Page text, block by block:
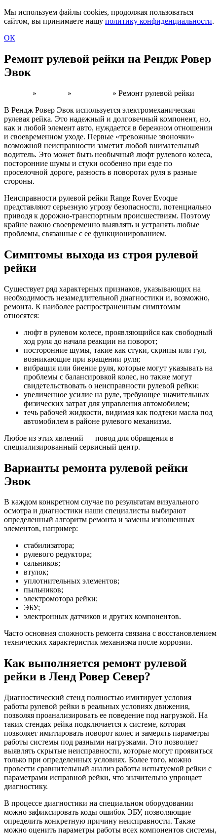
Мы используем файлы cookies, продолжая пользоваться
сайтом, вы принимаете нашу политику конфиденциальности.
ОК
Ремонт рулевой рейки на Рендж Ровер
Эвок
» » » Ремонт рулевой рейки
В Рендж Ровер Эвок используется электромеханическая
рулевая рейка. Это надежный и долговечный компонент, но,
как и любой элемент авто, нуждается в бережном отношении
и своевременном уходе. Первые «тревожные звоночки»
возможной неисправности заметит любой внимательный
водитель. Это может быть необычный люфт рулевого колеса,
посторонние шумы и стуки особенно при езде по
проселочной дороге, разность в поворотах руля в разные
стороны.
Неисправности рулевой рейки Range Rover Evoque
представляют серьезную угрозу безопасности, потенциально
приводя к дорожно-транспортным происшествиям. Поэтому
крайне важно своевременно выявлять и устранять любые
проблемы, связанные с ее функционированием.
Симптомы выхода из строя рулевой
рейки
Существует ряд характерных признаков, указывающих на
необходимость незамедлительной диагностики и, возможно,
ремонта. К наиболее распространенным симптомам
относятся:
люфт в рулевом колесе, проявляющийся как свободный
ход руля до начала реакции на поворот;
посторонние шумы, такие как стуки, скрипы или гул,
возникающие при вращении руля;
вибрация или биение руля, которые могут указывать на
проблемы с балансировкой колес, но также могут
свидетельствовать о неисправности рулевой рейки;
увеличенное усилие на руле, требующее значительных
физических затрат для управления автомобилем;
течь рабочей жидкости, видимая как подтеки масла под
автомобилем в районе рулевого механизма.
Любое из этих явлений — повод для обращения в
специализированный сервисный центр.
Варианты ремонта рулевой рейки
Эвок
В каждом конкретном случае по результатам визуального
осмотра и диагностики наши специалисты выбирают
определенный алгоритм ремонта и замены изношенных
элементов, например:
стабилизатора;
рулевого редуктора;
сальников;
втулок;
уплотнительных элементов;
пыльников;
электромотора рейки;
ЭБУ;
электронных датчиков и других компонентов.
Часто основная сложность ремонта связана с восстановлением
технических характеристик механизма после коррозии.
Как выполняется ремонт рулевой
рейки в Ленд Ровер Север?
Диагностический стенд полностью имитирует условия
работы рулевой рейки в реальных условиях движения,
позволяя проанализировать ее поведение под нагрузкой. На
таких стендах рейка подключается к системе, которая
позволяет имитировать поворот колес и замерять параметры
работы системы под разными нагрузками. Это позволяет
выявлять скрытые неисправности, которые могут проявиться
только при определенных условиях. Более того, можно
провести сравнительный анализ работы испытуемой рейки с
параметрами исправной рейки, что значительно упрощает
диагностику.
В процессе диагностики на специальном оборудовании
можно зафиксировать коды ошибок ЭБУ, позволяющие
определить конкретную причину неисправности. Также
можно оценить параметры работы всех компонентов системы,